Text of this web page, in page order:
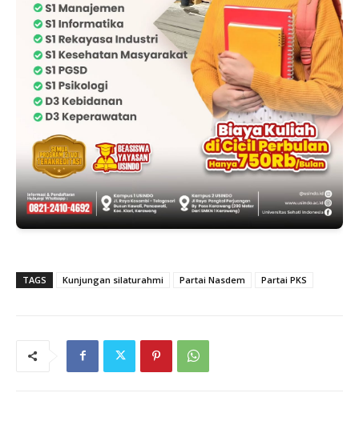
TAGS Kunjungan silaturahmi Partai Nasdem Partai PKS